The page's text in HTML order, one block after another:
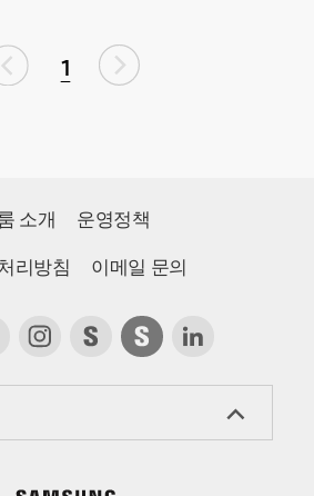
1
소개 운영정책
리방침 이메일 문의